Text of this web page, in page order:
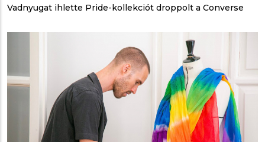
Vadnyugat ihlette Pride-kollekciót droppolt a Converse